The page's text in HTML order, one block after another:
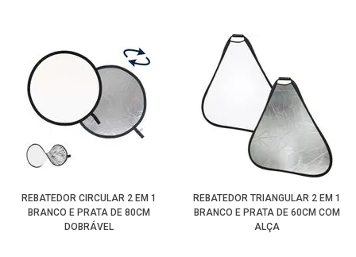
REBATEDOR CIRCULAR 2 EM 1
BRANCO E PRATA DE 80CM
DOBRÁVEL
REBATEDOR TRIANGULAR 2 EM 1
BRANCO E PRATA DE 60CM COM
ALÇA